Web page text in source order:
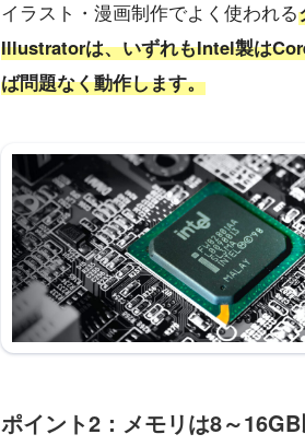
イラスト・漫画制作でよく使われる
Illustratorは、いずれもIntel製は
ば問題なく動作します。
ポイント2：メモリは8～